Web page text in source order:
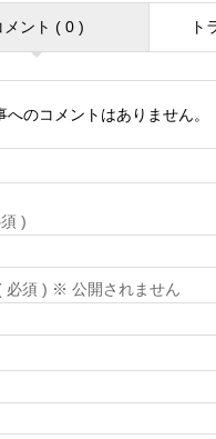
メント ( 0 ) ト
へのコメントはありません。
)
必須 ) ※ 公開されません